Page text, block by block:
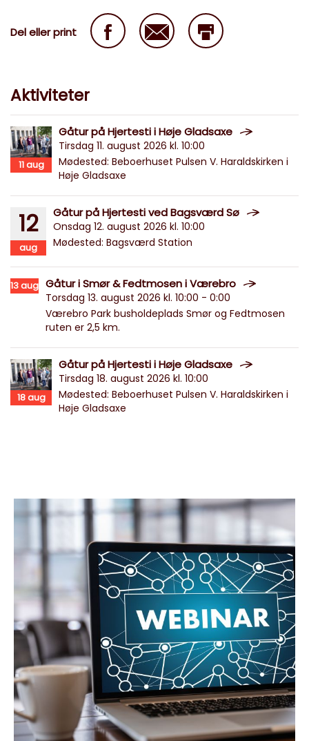
Del eller print
Aktiviteter
11aug
Gåtur på Hjertesti i Høje Gladsaxe
Tirsdag 11. august 2026 kl. 10:00
Mødested: Beboerhuset Pulsen V. Haraldskirken i
Høje Gladsaxe
12
aug
Gåtur på Hjertesti ved Bagsværd Sø
Onsdag 12. august 2026 kl. 10:00
Mødested: Bagsværd Station
13aug Gåtur i Smør & Fedtmosen i Værebro
Torsdag 13. august 2026 kl. 10:00 - 0:00
Værebro Park busholdeplads Smør og Fedtmosen
ruten er 2,5 km.
18aug
Gåtur på Hjertesti i Høje Gladsaxe
Tirsdag 18. august 2026 kl. 10:00
Mødested: Beboerhuset Pulsen V. Haraldskirken i
Høje Gladsaxe